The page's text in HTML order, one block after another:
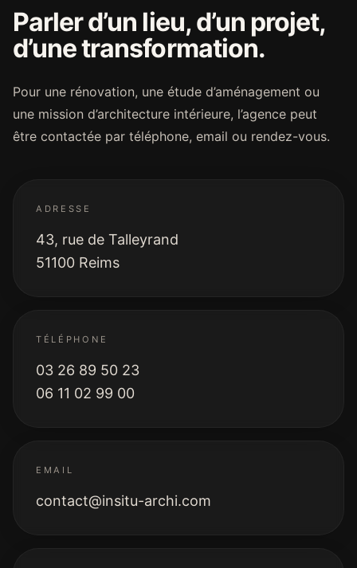
Parler d’un lieu, d’un projet,
d’une transformation.
Pour une rénovation, une étude d’aménagement ou
une mission d’architecture intérieure, l’agence peut
être contactée par téléphone, email ou rendez-vous.
ADRESSE
43, rue de Talleyrand
51100 Reims
TÉLÉPHONE
03 26 89 50 23
06 11 02 99 00
EMAIL
contact@insitu-archi.com